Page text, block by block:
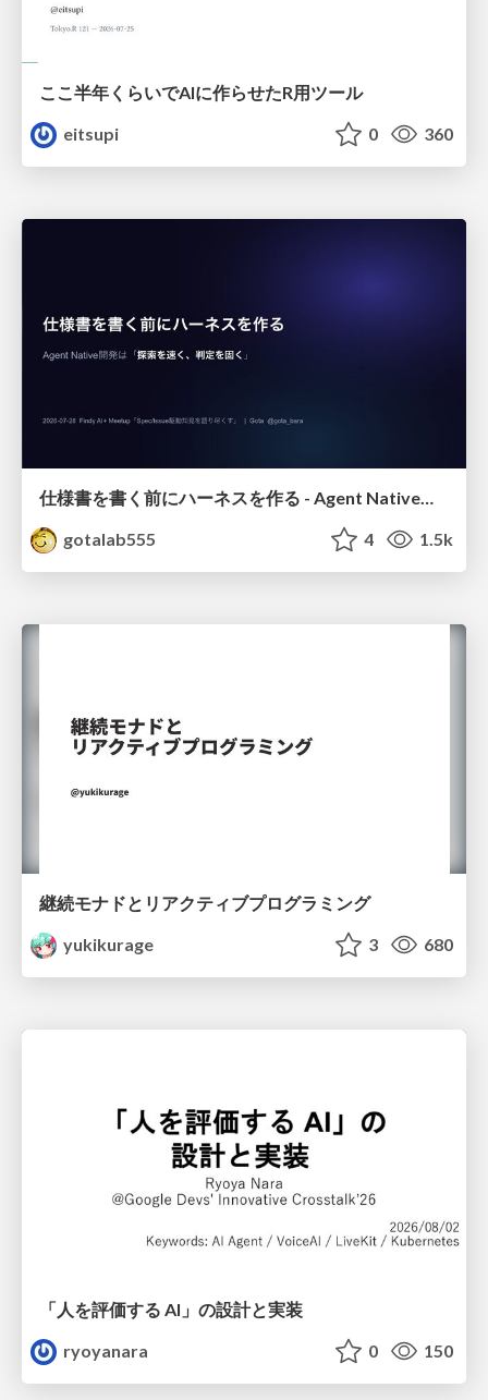
ここ半年くらいでAIに作らせたR用ツール
eitsupi
0 360
仕様書を書く前にハーネスを作る - Agent Native開発は「探索を速く、判定を固く」
gotalab555
4 1.5k
継続モナドとリアクティブプログラミング
yukikurage
3 680
「人を評価する AI」の 設計と実装
ryoyanara
0 150